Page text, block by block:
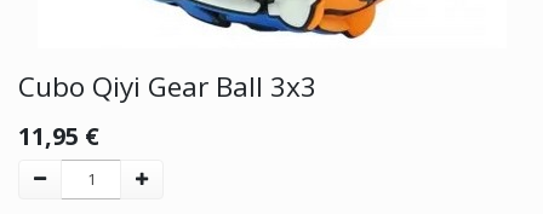
Cubo Qiyi Gear Ball 3x3
11,95 €